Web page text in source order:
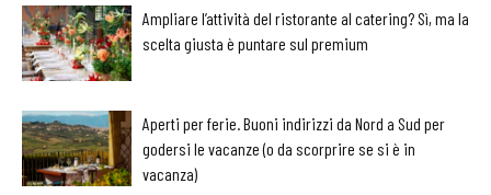
Ampliare l’attività del ristorante al catering? Sì, ma la
scelta giusta è puntare sul premium
Aperti per ferie. Buoni indirizzi da Nord a Sud per
godersi le vacanze (o da scorprire se si è in
vacanza)